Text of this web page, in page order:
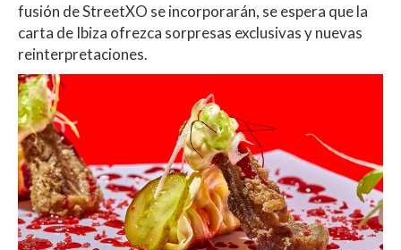
fusión de StreetXO se incorporarán, se espera que la
carta de Ibiza ofrezca sorpresas exclusivas y nuevas
reinterpretaciones.